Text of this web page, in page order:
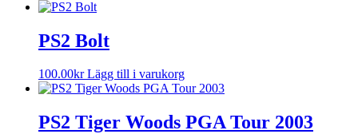
PS2 Bolt
100.00kr Lägg till i varukorg
PS2 Tiger Woods PGA Tour 2003